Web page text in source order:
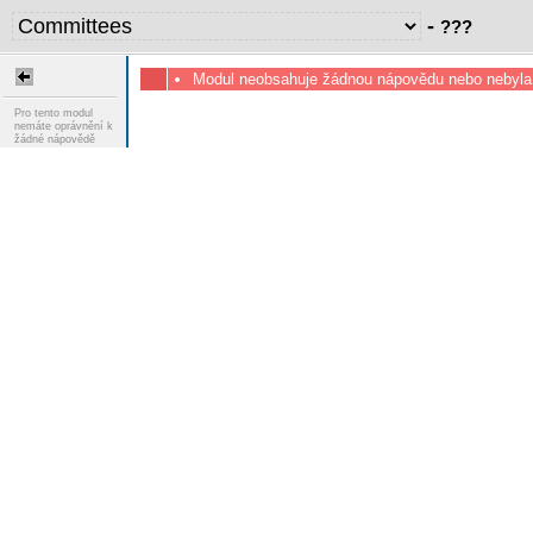
- ???
Pro tento modul
nemáte oprávnění k
žádné nápovědě
Modul neobsahuje žádnou nápovědu nebo